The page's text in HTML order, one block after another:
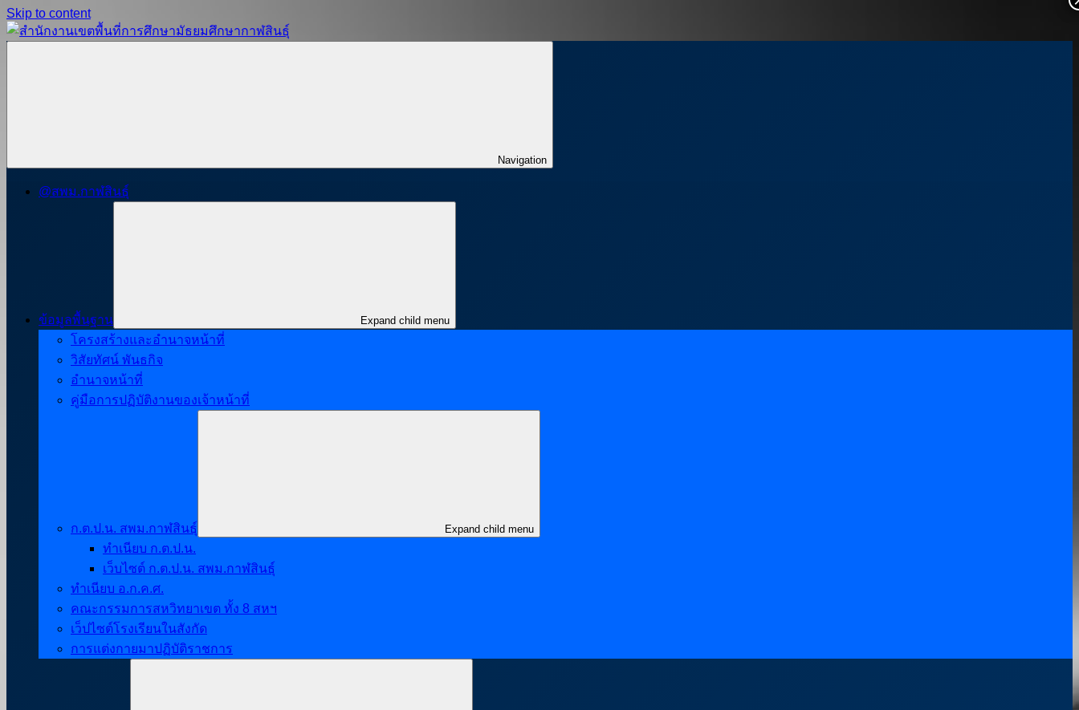
Skip to content
มัธยมศึกษา
กาฬสินธุ์
ศึกษา
มัธยมศึกษา
Navigation
@สพม.กาฬสินธุ์
ข้อมูลพื้นฐาน Expand child menu
โครงสร้างและอำนาจหน้าที่
วิสัยทัศน์ พันธกิจ
อำนาจหน้าที่
คู่มือการปฏิบัติงานของเจ้าหน้าที่
ก.ต.ป.น. สพม.กาฬสินธุ์ Expand child menu
ทำเนียบ ก.ต.ป.น.
เว็บไซต์ ก.ต.ป.น. สพม.กาฬสินธุ์
ทำเนียบ อ.ก.ค.ศ.
คณะกรรมการสหวิทยาเขต ทั้ง 8 สหฯ
เว็ปไซต์โรงเรียนในสังกัด
การแต่งกายมาปฏิบัติราชการ